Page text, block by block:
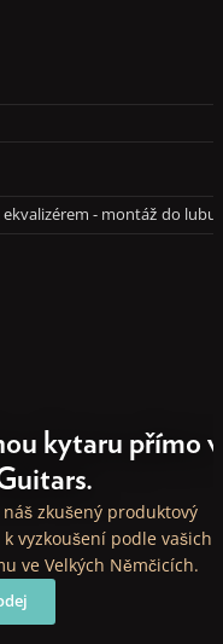
- montáž do lubu
kytaru přímo v
zkušený produktový
vyzkoušení podle vašich
ve Velkých Němčicích.